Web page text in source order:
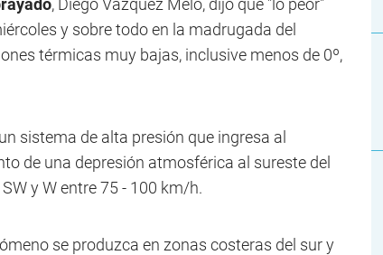
, Diego Vázquez Melo, dijo que "lo peor"
y sobre todo en la madrugada del
térmicas muy bajas, inclusive menos de 0º,
sistema de alta presión que ingresa al
de una depresión atmosférica al sureste del
y W entre 75 - 100 km/h.
se produzca en zonas costeras del sur y